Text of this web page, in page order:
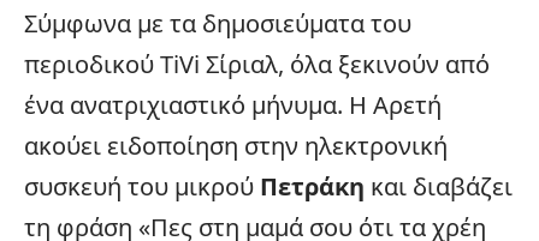
Σύμφωνα με τα δημοσιεύματα του
περιοδικού TiVi Σίριαλ, όλα ξεκινούν από
ένα ανατριχιαστικό μήνυμα. Η Αρετή
ακούει ειδοποίηση στην ηλεκτρονική
συσκευή του μικρού Πετράκη και διαβάζει
τη φράση «Πες στη μαμά σου ότι τα χρέη